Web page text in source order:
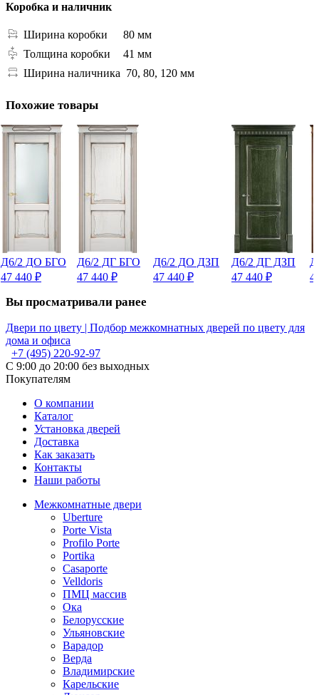
Коробка и наличник
Ширина коробки
80 мм
Толщина коробки
41 мм
Ширина наличника 70, 80, 120 мм
Похожие товары
Д6/2 ДО БГО
47 440 ₽
Д6/2 ДГ БГО
47 440 ₽
Д6/2 ДО ДЗП
47 440 ₽
Д6/2 ДГ ДЗП
47 440 ₽
Вы просматривали ранее
Двери по цвету | Подбор межкомнатных дверей по цвету для
дома и офиса
+7 (495) 220-92-97
С 9:00 до 20:00 без выходных
Покупателям
О компании
Каталог
Установка дверей
Доставка
Как заказать
Контакты
Наши работы
Межкомнатные двери
Uberture
Porte Vista
Profilo Porte
Portika
Casaporte
Velldoris
ПМЦ массив
Ока
Белорусские
Ульяновские
Варадор
Верда
Владимирские
Карельские